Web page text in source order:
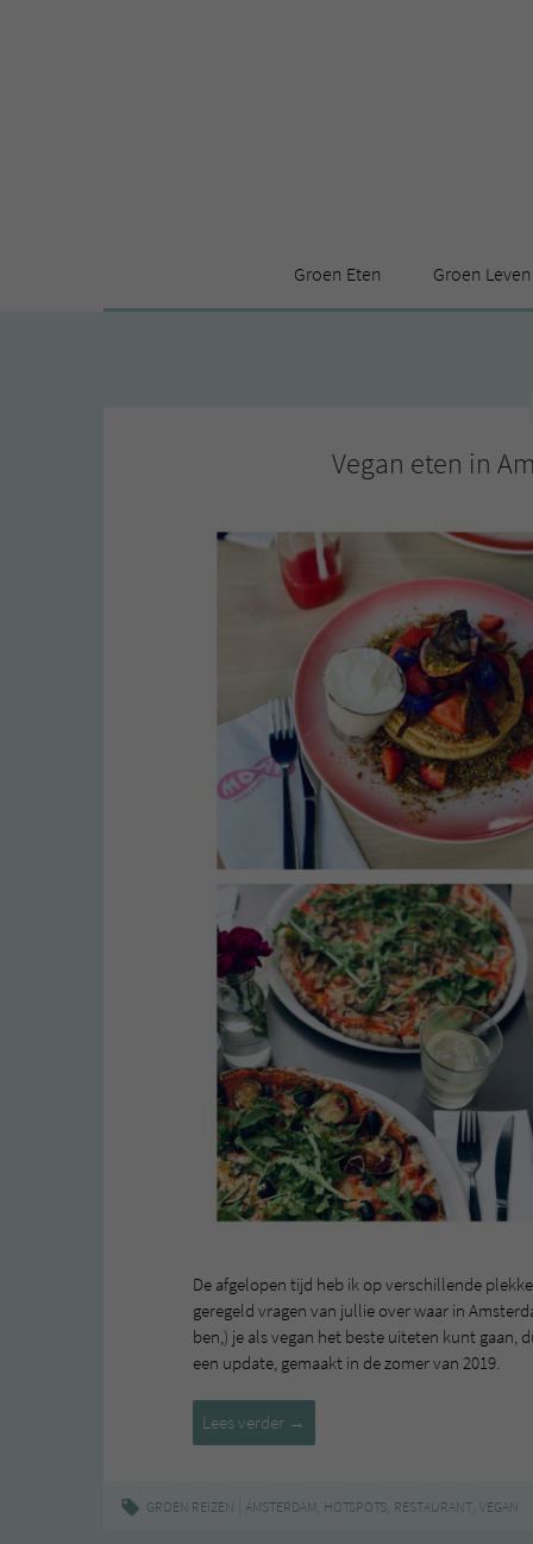
Groen Eten Groen Leven
Vegan eten in
De afgelopen tijd heb ik op verschillende
geregeld vragen van jullie over waar in
ben,) je als vegan het beste uiteten kunt gaan,
een update, gemaakt in de zomer van 2019.
Lees verder Vegan
eten
Amsterdam
→
GROEN REIZEN AMSTERDAM, HOTSPOTS, RESTAURANT, VEGAN